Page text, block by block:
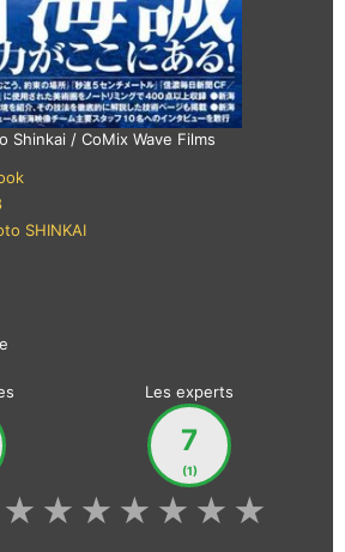
Shinkai / CoMix Wave Films
SHINKAI
Les experts
7
(1)
★
★
★
★
★
★
★